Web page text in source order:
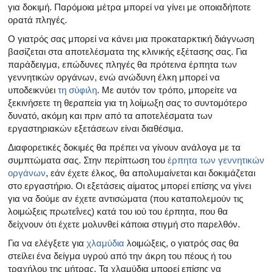
για δοκιμή. Παρόμοια μέτρα μπορεί να γίνει με οποιαδήποτε
ορατά πληγές.
Ο γιατρός σας μπορεί να κάνει μια προκαταρκτική διάγνωση
βασίζεται στα αποτελέσματα της κλινικής εξέτασης σας. Για
παράδειγμα, επώδυνες πληγές θα πρότεινα έρπητα των
γεννητικών οργάνων, ενώ ανώδυνη έλκη μπορεί να
υποδεικνύει τη σύφιλη. Με αυτόν τον τρόπο, μπορείτε να
ξεκινήσετε τη θεραπεία για τη λοίμωξη σας το συντομότερο
δυνατό, ακόμη και πριν από τα αποτελέσματα των
εργαστηριακών εξετάσεων είναι διαθέσιμα.
Διαφορετικές δοκιμές θα πρέπει να γίνουν ανάλογα με τα
συμπτώματα σας. Στην περίπτωση του έρπητα των γεννητικών
οργάνων, εάν έχετε έλκος, θα απολυμαίνεται και δοκιμάζεται
στο εργαστήριο. Οι εξετάσεις αίματος μπορεί επίσης να γίνει
για να δούμε αν έχετε αντισώματα (που καταπολεμούν τις
λοιμώξεις πρωτεΐνες) κατά του ιού του έρπητα, που θα
δείχνουν ότι έχετε μολυνθεί κάποια στιγμή στο παρελθόν.
Για να ελέγξετε για χλαμύδια λοιμώξεις, ο γιατρός σας θα
στείλει ένα δείγμα υγρού από την άκρη του πέους ή του
τραχήλου της μήτρας. Τα χλαμύδια μπορεί επίσης να